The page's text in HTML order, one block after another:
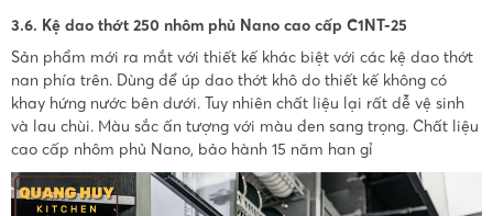
3.6. Kệ dao thớt 250 nhôm phủ Nano cao cấp C1NT-25
Sản phẩm mới ra mắt với thiết kế khác biệt với các kệ dao thớt
nan phía trên. Dùng để úp dao thớt khô do thiết kế không có
khay hứng nước bên dưới. Tuy nhiên chất liệu lại rất dễ vệ sinh
và lau chùi. Màu sắc ấn tượng với màu đen sang trọng. Chất liệu
cao cấp nhôm phủ Nano, bảo hành 15 năm han gỉ